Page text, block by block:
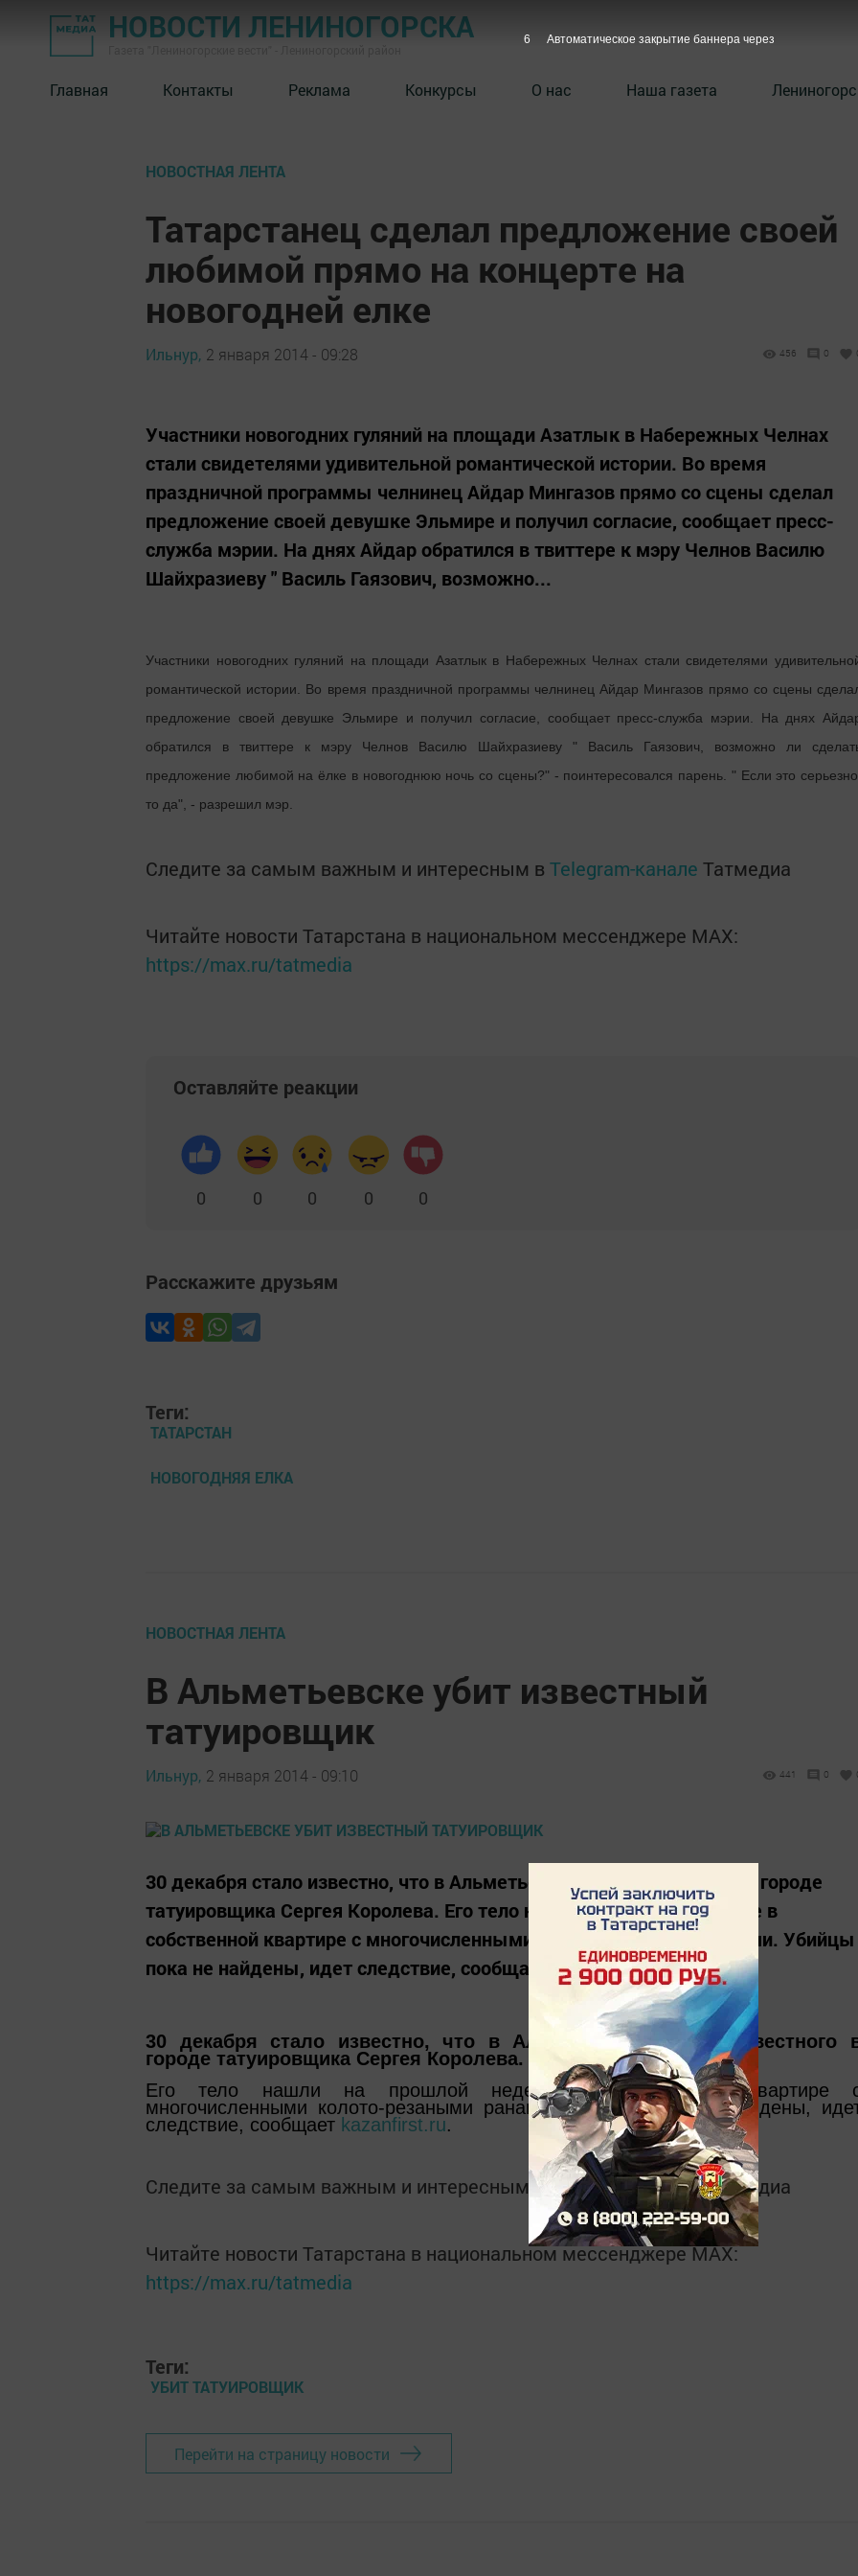
НОВОСТИ ЛЕНИНОГОРСКА
Главная Контакты Реклама Конкурсы О нас Наша газета
НОВОСТНАЯ ЛЕНТА
Татарстанец сделал предложение своей
любимой прямо на концерте на
новогодней елке
Ильнур, 2 января 2014 - 09:28 456 0
Участники новогодних гуляний на площади Азатлык в Набережных Челнах
стали свидетелями удивительной романтической истории. Во время
праздничной программы челнинец Айдар Мингазов прямо со сцены сделал
предложение своей девушке Эльмире и получил согласие, сообщает пресс-
служба мэрии. На днях Айдар обратился в твиттере к мэру Челнов Василю
Шайхразиеву " Василь Гаязович, возможно...
Участники новогодних гуляний на площади Азатлык в Набережных Челнах стали свидетелями
романтической истории. Во время праздничной программы челнинец Айдар Мингазов прямо со сцены
предложение своей девушке Эльмире и получил согласие, сообщает пресс-служба мэрии. На днях
обратился в твиттере к мэру Челнов Василю Шайхразиеву " Василь Гаязович, возможно ли
предложение любимой на ёлке в новогоднюю ночь со сцены?" - поинтересовался парень. " Если это серьезно,
то да", - разрешил мэр.
Следите за самым важным и интересным в Telegram-канале Татмедиа
Читайте новости Татарстана в национальном мессенджере MАХ:
https://max.ru/tatmedia
Оставляйте реакции
0 0 0 0 0
Расскажите друзьям
Теги:
ТАТАРСТАН
НОВОГОДНЯЯ ЕЛКА
НОВОСТНАЯ ЛЕНТА
В Альметьевске убит известный
татуировщик
Ильнур, 2 января 2014 - 09:10 441 0
30 декабря стало известно, что в Альметьевске убили известного в городе
татуировщика Сергея Королева. Его тело нашли на прошлой неделе в
собственной квартире с многочисленными колото-резаными ранами. Убийцы
пока не найдены, идет следствие, сообщает kazanfirst.ru.
30 декабря стало известно, что в Альметьевске убили известного
городе татуировщика Сергея Королева.
Его тело нашли на прошлой неделе в собственной квартире
многочисленными колото-резаными ранами. Убийцы пока не найдены,
следствие, сообщает kazanfirst.ru.
Следите за самым важным и интересным вTelegram-каналеТатмедиа
Читайте новости Татарстана в национальном мессенджере MАХ:
https://max.ru/tatmedia
Теги:
УБИТ ТАТУИРОВЩИК
Перейти на страницу новости
5 Автоматическое закрытие баннера через